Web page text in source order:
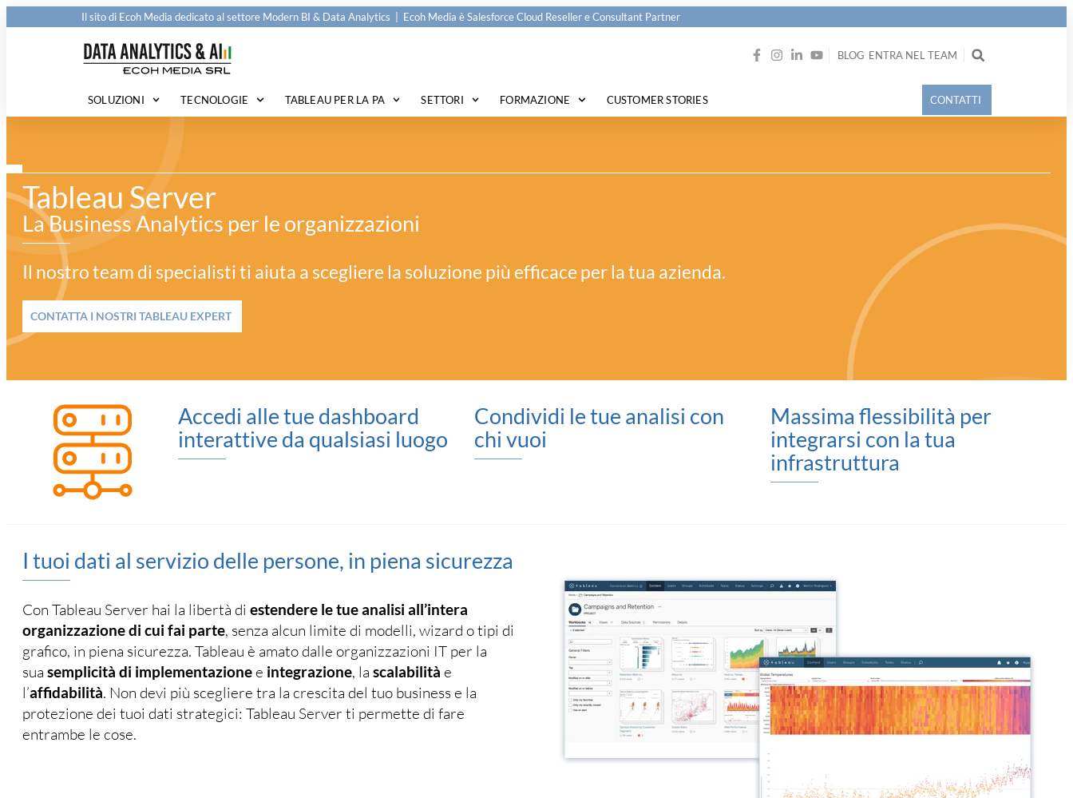
Il sito di Ecoh Media dedicato al settore Modern BI & Data Analytics | Ecoh Media è Salesforce Cloud Reseller e Consultant Partner
BLOG ENTRA NEL TEAM
SOLUZIONI TECNOLOGIE TABLEAU PER LA PA SETTORI FORMAZIONE CUSTOMER STORIES CONTATTI
Tableau Server
La Business Analytics per le organizzazioni
Il nostro team di specialisti ti aiuta a scegliere la soluzione più efficace per la tua azienda.
CONTATTA I NOSTRI TABLEAU EXPERT
Accedi alle tue dashboard
interattive da qualsiasi luogo
Condividi le tue analisi con
chi vuoi
Massima flessibilità per
integrarsi con la tua
infrastruttura
I tuoi dati al servizio delle persone, in piena sicurezza
Con Tableau Server hai la libertà di estendere le tue analisi all’intera
organizzazione di cui fai parte, senza alcun limite di modelli, wizard o tipi di
grafico, in piena sicurezza. Tableau è amato dalle organizzazioni IT per la
sua semplicità di implementazionee integrazione, la scalabilità e
l’affidabilità. Non devi più scegliere tra la crescita del tuo business e la
protezione dei tuoi dati strategici: Tableau Server ti permette di fare
entrambe le cose.